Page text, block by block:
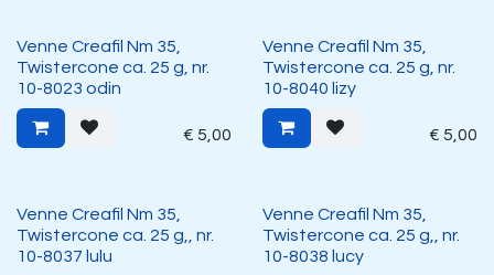
Venne Creafil Nm 35,
Twistercone ca. 25 g, nr.
10-8023 odin
€ 5,00
Venne Creafil Nm 35,
Twistercone ca. 25 g, nr.
10-8040 lizy
€ 5,00
Venne Creafil Nm 35,
Twistercone ca. 25 g,, nr.
10-8037 lulu
Venne Creafil Nm 35,
Twistercone ca. 25 g,, nr.
10-8038 lucy